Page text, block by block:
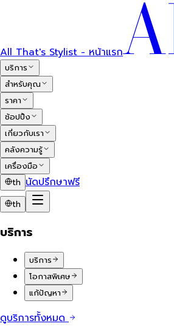
All That's Stylist - หน้าแรก
บริการ
สำหรับคุณ
ราคา
ช้อปปิ้ง
เกี่ยวกับเรา
คลังความรู้
เครื่องมือ
th นัดปรึกษาฟรี
th
บริการ
บริการ
โอกาสพิเศษ
แก้ปัญหา
ดูบริการทั้งหมด